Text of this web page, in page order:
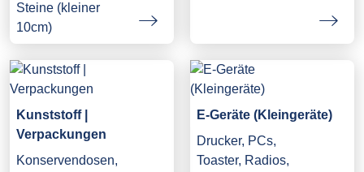
Steine (kleiner
10cm)
Kunststoff |
Verpackungen
Konservendosen,
E-Geräte (Kleingeräte)
Drucker, PCs,
Toaster, Radios,